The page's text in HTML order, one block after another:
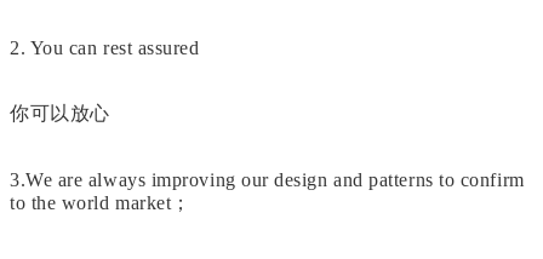
2. You can rest assured
你可以放心
3.We are always improving our design and patterns to confirm
to the world market；